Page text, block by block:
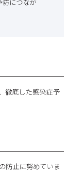
防につなが
徹底した感染症予
防止に努めていま